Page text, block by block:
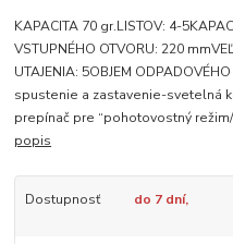
KAPACITA 70 gr.LISTOV: 4-
VSTUPNÉHO OTVORU: 220
UTAJENIA: 5OBJEM
spustenie a zastavenie-svetelná
prepínač pre “pohotovostný
popis
Dostupnosť do 7 dní,